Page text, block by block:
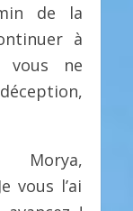
de la
à
vous ne
Morya,
vous l’ai